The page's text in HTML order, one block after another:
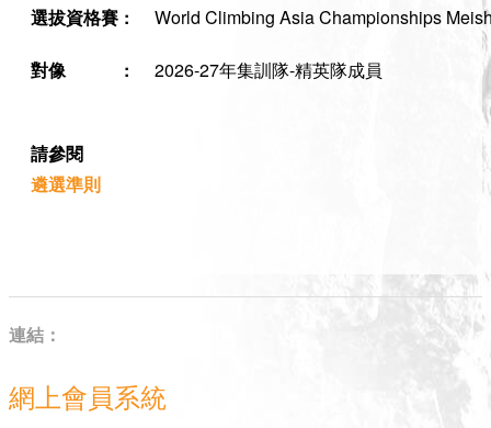
選拔資格賽 : World Climbing Asia Championships
對像 : 2026-27年集訓隊-精英隊成員
請參閱
遴選準則
連結：
網上會員系統